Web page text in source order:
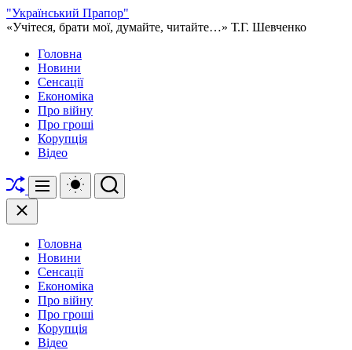
Перейти
до
"Український Прапор"
«Учітеся, брати мої, думайте, читайте…» Т.Г. Шевченко
Головна
Новини
Сенсації
Економіка
Про війну
Про гроші
Корупція
Відео
Перетасувати
Меню
Перемикач
кольорового
Пошук
Закрити
Головна
Новини
Сенсації
Економіка
Про війну
Про гроші
Корупція
Відео